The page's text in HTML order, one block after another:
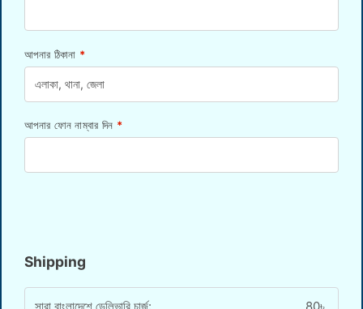
আপনার ঠিকানা *
আপনার ফোন নাম্বার দিন *
Shipping